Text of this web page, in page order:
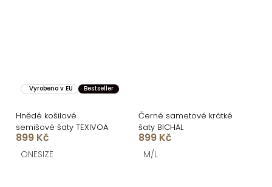
Vyrobeno v EU Bestseller
Hnědé košilové
semišové šaty TEXIVOA
899 Kč
ONESIZE
Černé sametové krátké
šaty BICHAL
899 Kč
M/L